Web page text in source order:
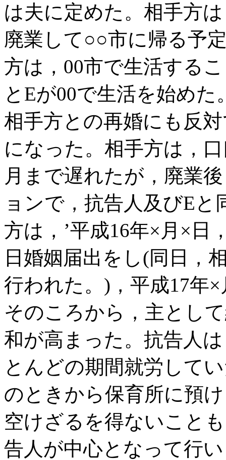
は夫に定めた。相手方
廃業して○○市に帰る予
方は，00市で生活する
とEが00で生活を始め
相手方との再婚にも反
になった。相手方は，
月まで遅れたが，廃業
ョンで，抗告人及びE
方は，’平成16年×月×日
日婚姻届出をし(同日，
行われた。)，平成17年
そのころから，主とし
和が高まった。抗告人
とんどの期間就労して
のときから保育所に預
空けざるを得ないこと
告人が中心となって行